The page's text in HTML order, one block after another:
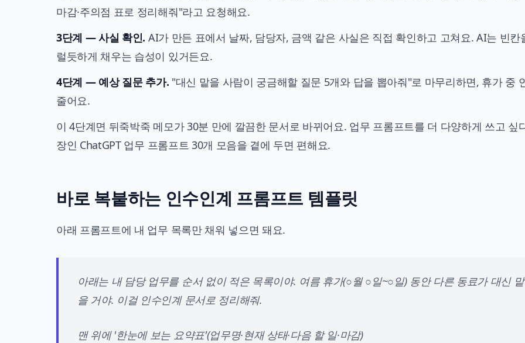
마감·주의점 표로 정리해줘"라고 요청해요.
3단계 — 사실 확인. AI가 만든 표에서 날짜, 담당자, 금액 같은 사실은 직접 확인하고 고쳐요. AI는 빈칸
럴듯하게 채우는 습성이 있거든요.
4단계 — 예상 질문 추가. "대신 맡을 사람이 궁금해할 질문 5개와 답을 뽑아줘"로 마무리하면, 휴가 중
줄어요.
이 4단계면 뒤죽박죽 메모가 30분 만에 깔끔한 문서로 바뀌어요. 업무 프롬프트를 더 다양하게 쓰고 싶
장인 ChatGPT 업무 프롬프트 30개 모음을 곁에 두면 편해요.
바로 복붙하는 인수인계 프롬프트 템플릿
아래 프롬프트에 내 업무 목록만 채워 넣으면 돼요.
아래는 내 담당 업무를 순서 없이 적은 목록이야. 여름 휴가(○월 ○일~○일) 동안 다른 동료가 대신 맡
을 거야. 이걸 인수인계 문서로 정리해줘.
맨 위에 '한눈에 보는 요약표'(업무명·현재 상태·다음 할 일·마감)